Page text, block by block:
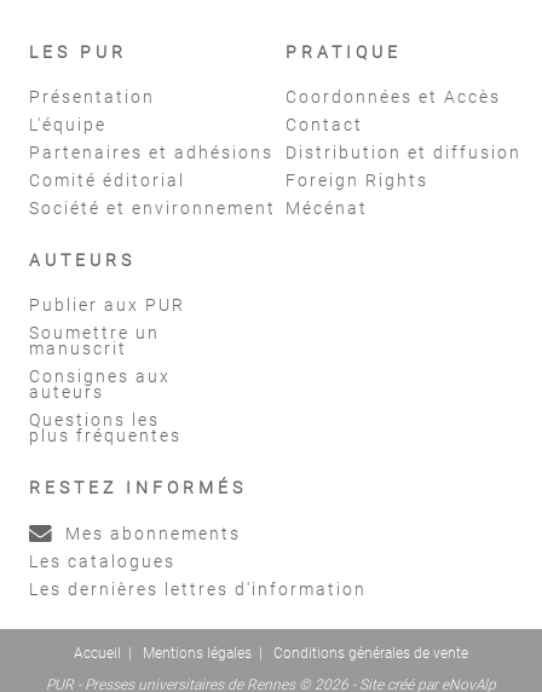
LES PUR
Présentation
L'équipe
Partenaires et adhésions
Comité éditorial
Société et environnement
PRATIQUE
Coordonnées et Accès
Contact
Distribution et diffusion
Foreign Rights
Mécénat
AUTEURS
Publier aux PUR
Soumettre un
manuscrit
Consignes aux
auteurs
Questions les
plus fréquentes
RESTEZ INFORMÉS
Mes abonnements
Les catalogues
Les dernières lettres d'information
Accueil Mentions légales
Conditions générales de vente
PUR - Presses universitaires de Rennes © 2026 - Site créé par eNovAlp